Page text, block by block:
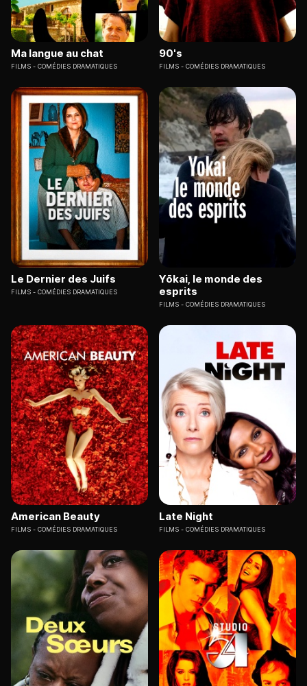
Ma langue au chat
FILMS COMÉDIES DRAMATIQUES
90's
FILMS COMÉDIES DRAMATIQUES
Le Dernier des Juifs
FILMS COMÉDIES DRAMATIQUES
Yōkai, le monde des
esprits
FILMS COMÉDIES DRAMATIQUES
American Beauty
FILMS COMÉDIES DRAMATIQUES
Late Night
FILMS COMÉDIES DRAMATIQUES